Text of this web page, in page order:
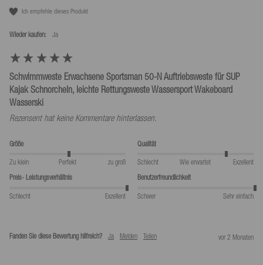
Ich empfehle dieses Produkt
Wieder kaufen: Ja
Schwimmweste Erwachsene Sportsman 50-N Auftriebsweste für SUP
Kajak Schnorcheln, leichte Rettungsweste Wassersport Wakeboard
Wasserski
Rezensent hat keine Kommentare hinterlassen.
Größe
Zu klein Perfekt zu groß
Qualität
Schlecht Wie erwartet
Exzellent
Preis- Leistungsverhältnis
Schlecht Exzellent
Benutzerfreundlichkeit
Schwer Sehr einfach
Fanden Sie diese Bewertung hilfreich? Ja Melden Teilen vor 2 Monaten